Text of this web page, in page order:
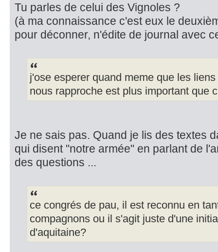
Tu parles de celui des Vignoles ?
(à ma connaissance c'est eux le
pour déconner, n'édite de journal avec
j'ose esperer quand meme que les
nous rapproche est plus important que
Je ne sais pas. Quand je lis des textes
qui disent "notre armée" en parlant de
des questions ...
ce congrés de pau, il est reconnu en
compagnons ou il s'agit juste d'une
d'aquitaine?